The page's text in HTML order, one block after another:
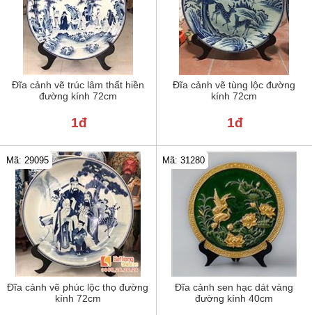
Đĩa cảnh vẽ trúc lâm thất hiền
đường kính 72cm
1đ
Đĩa cảnh vẽ tùng lộc đường
kính 72cm
1đ
Đĩa cảnh vẽ phúc lộc thọ đường
kính 72cm
Mã: 29095
Đĩa cảnh sen hạc dát vàng
đường kính 40cm
Mã: 31280